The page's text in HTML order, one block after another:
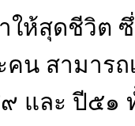
ห้สุดชีวิต ซึ่
น สามารถ
และ ปี๕๑